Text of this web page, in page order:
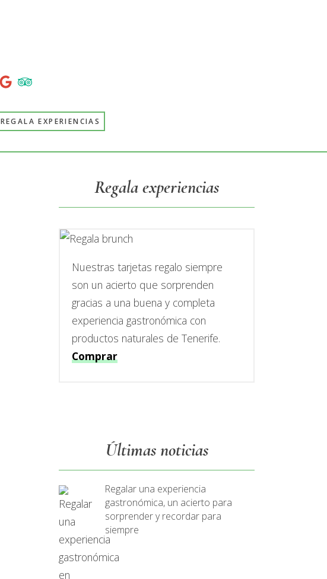
REGALA EXPERIENCIAS
Primary
Sidebar
Regala experiencias
Nuestras tarjetas regalo siempre
son un acierto que sorprenden
gracias a una buena y completa
experiencia gastronómica con
productos naturales de Tenerife.
Comprar
Últimas noticias
Regalar una experiencia
gastronómica, un acierto para
sorprender y recordar para
siempre